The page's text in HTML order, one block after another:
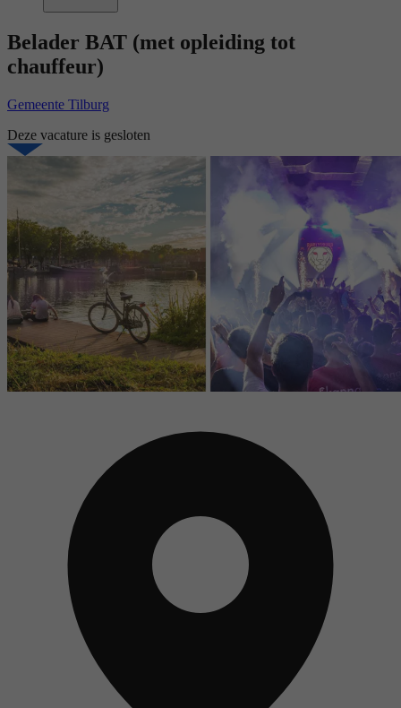
Belader BAT (met opleiding tot
chauffeur)
Gemeente Tilburg
Deze vacature is gesloten